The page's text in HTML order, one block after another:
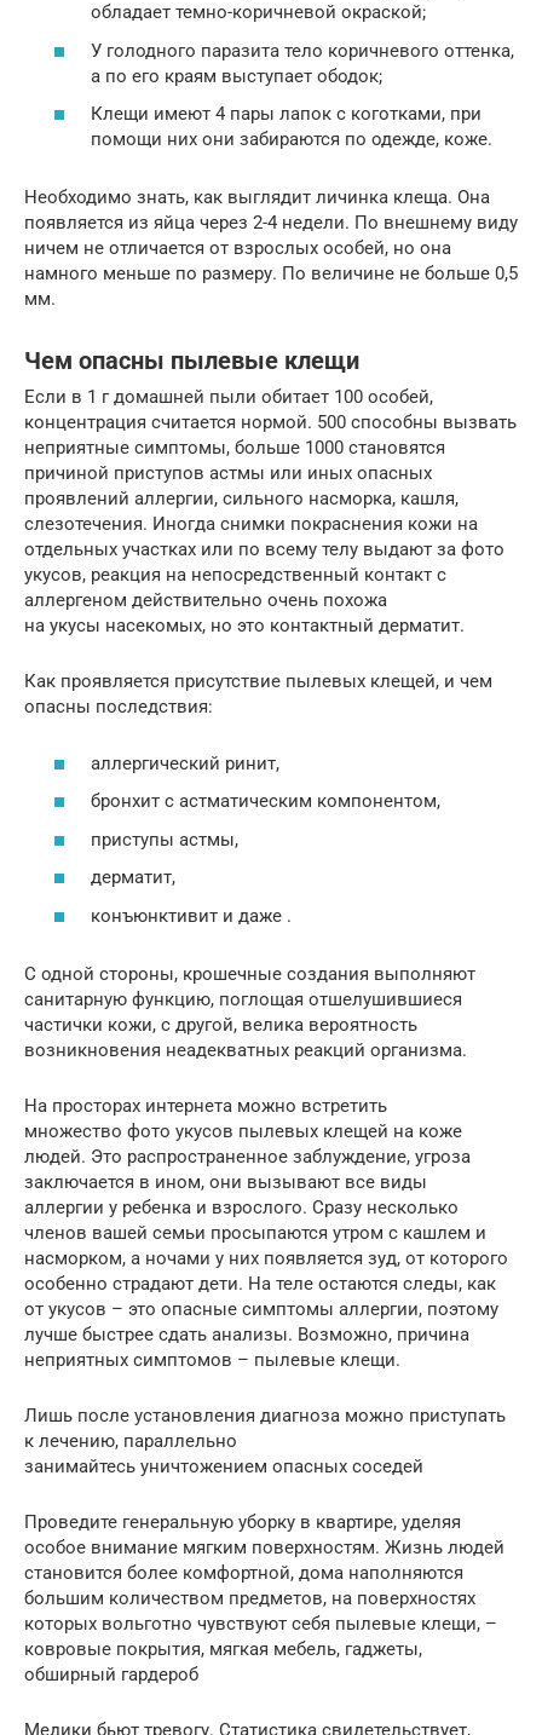
обладает темно-коричневой окраской;
У голодного паразита тело коричневого оттенка,
а по его краям выступает ободок;
Клещи имеют 4 пары лапок с коготками, при
помощи них они забираются по одежде, коже.
Необходимо знать, как выглядит личинка клеща. Она
появляется из яйца через 2-4 недели. По внешнему виду
ничем не отличается от взрослых особей, но она
намного меньше по размеру. По величине не больше 0,5
мм.
Чем опасны пылевые клещи
Если в 1 г домашней пыли обитает 100 особей,
концентрация считается нормой. 500 способны вызвать
неприятные симптомы, больше 1000 становятся
причиной приступов астмы или иных опасных
проявлений аллергии, сильного насморка, кашля,
слезотечения. Иногда снимки покраснения кожи на
отдельных участках или по всему телу выдают за фото
укусов, реакция на непосредственный контакт с
аллергеном действительно очень похожа
на укусы насекомых, но это контактный дерматит.
Как проявляется присутствие пылевых клещей, и чем
опасны последствия:
аллергический ринит,
бронхит с астматическим компонентом,
приступы астмы,
дерматит,
конъюнктивит и даже .
С одной стороны, крошечные создания выполняют
санитарную функцию, поглощая отшелушившиеся
частички кожи, с другой, велика вероятность
возникновения неадекватных реакций организма.
На просторах интернета можно встретить
множество фото укусов пылевых клещей на коже
людей. Это распространенное заблуждение, угроза
заключается в ином, они вызывают все виды
аллергии у ребенка и взрослого. Сразу несколько
членов вашей семьи просыпаются утром с кашлем и
насморком, а ночами у них появляется зуд, от которого
особенно страдают дети. На теле остаются следы, как
от укусов – это опасные симптомы аллергии, поэтому
лучше быстрее сдать анализы. Возможно, причина
неприятных симптомов – пылевые клещи.
Лишь после установления диагноза можно приступать
к лечению, параллельно
занимайтесь уничтожением опасных соседей
Проведите генеральную уборку в квартире, уделяя
особое внимание мягким поверхностям. Жизнь людей
становится более комфортной, дома наполняются
большим количеством предметов, на поверхностях
которых вольготно чувствуют себя пылевые клещи, –
ковровые покрытия, мягкая мебель, гаджеты,
обширный гардероб
Медики бьют тревогу. Статистика свидетельствует,